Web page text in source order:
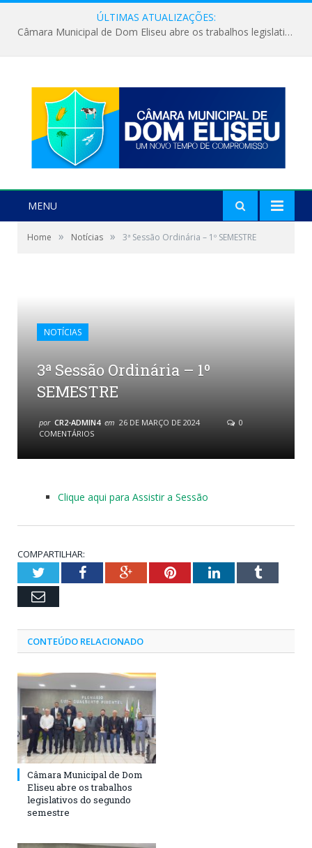
ÚLTIMAS ATUALIZAÇÕES:
Câmara Municipal de Dom Eliseu abre os trabalhos legislativos do segundo semestre
MENU
Home » Notícias » 3ª Sessão Ordinária – 1º SEMESTRE
NOTÍCIAS
3ª Sessão Ordinária – 1º
SEMESTRE
por CR2-ADMIN4 em 26 DE MARÇO DE 2024
0
COMENTÁRIOS
Clique aqui para Assistir a Sessão
COMPARTILHAR:
TwitterFacebookGoogle+PinterestLinkedInTumblr
Email
CONTEÚDO RELACIONADO
Câmara Municipal de Dom
Eliseu abre os trabalhos
legislativos do segundo
semestre